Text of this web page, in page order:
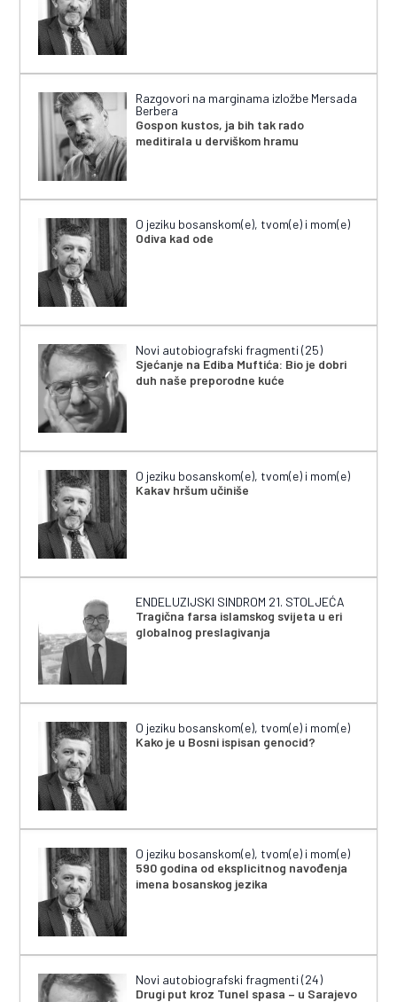
Razgovori na marginama izložbe Mersada
Berbera
Gospon kustos, ja bih tak rado
meditirala u derviškom hramu
O jeziku bosanskom(e), tvom(e) i mom(e)
Odiva kad ode
Novi autobiografski fragmenti (25)
Sjećanje na Ediba Muftića: Bio je dobri
duh naše preporodne kuće
O jeziku bosanskom(e), tvom(e) i mom(e)
Kakav hršum učiniše
ENDELUZIJSKI SINDROM 21. STOLJEĆA
Tragična farsa islamskog svijeta u eri
globalnog preslagivanja
O jeziku bosanskom(e), tvom(e) i mom(e)
Kako je u Bosni ispisan genocid?
O jeziku bosanskom(e), tvom(e) i mom(e)
590 godina od eksplicitnog navođenja
imena bosanskog jezika
Novi autobiografski fragmenti (24)
Drugi put kroz Tunel spasa – u Sarajevo